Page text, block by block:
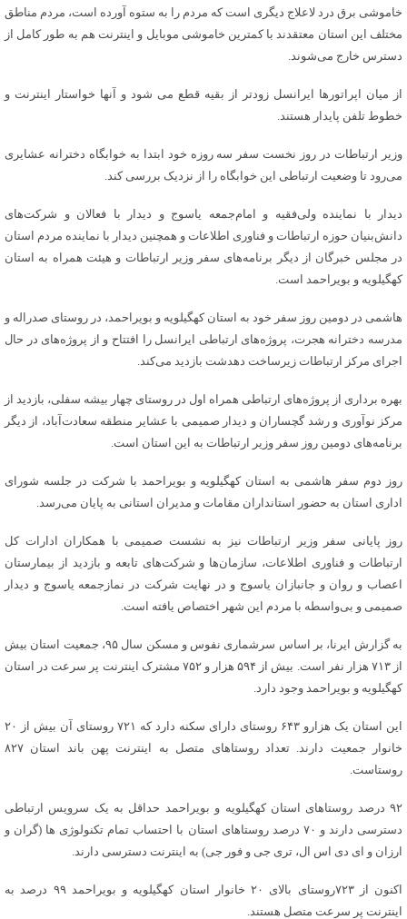
خاموشی برق درد لاعلاج دیگری است که مردم را به ستوه آورده است، مردم مناطق
مختلف این استان معتقدند با کمترین خاموشی موبایل و اینترنت هم به طور کامل از
دسترس خارج می‌شوند.
از میان اپراتورها ایرانسل زودتر از بقیه قطع می شود و آنها خواستار اینترنت و
خطوط تلفن پایدار هستند.
وزیر ارتباطات در روز نخست سفر سه روزه خود ابتدا به خوابگاه دخترانه عشایری
می‌رود تا وضعیت ارتباطی این خوابگاه را از نزدیک بررسی کند.
دیدار با نماینده ولی‌فقیه و امام‌جمعه یاسوج و دیدار با فعالان و شرکت‌های
دانش‌بنیان حوزه ارتباطات و فناوری اطلاعات و همچنین دیدار با نماینده مردم استان
در مجلس خبرگان از دیگر برنامه‌های سفر وزیر ارتباطات و هیئت همراه به استان
کهگیلویه و بویراحمد است.
هاشمی در دومین روز سفر خود به استان کهگیلویه و بویراحمد، در روستای صدراله و
مدرسه دخترانه هجرت، پروژه‌های ارتباطی ایرانسل را افتتاح و از پروژه‌های در حال
اجرای مرکز ارتباطات زیرساخت دهدشت بازدید می‌کند.
بهره برداری از پروژه‌های ارتباطی همراه اول در روستای چهار بیشه سفلی، بازدید از
مرکز نوآوری و رشد گچساران و دیدار صمیمی با عشایر منطقه سعادت‌آباد، از دیگر
برنامه‌های دومین روز سفر وزیر ارتباطات به این استان است.
روز دوم سفر هاشمی به استان کهگیلویه و بویراحمد با شرکت در جلسه شورای
اداری استان به حضور استانداران مقامات و مدیران استانی به پایان می‌رسد.
روز پایانی سفر وزیر ارتباطات نیز به نشست صمیمی با همکاران ادارات کل
ارتباطات و فناوری اطلاعات، سازمان‌ها و شرکت‌های تابعه و بازدید از بیمارستان
اعصاب و روان و جانبازان یاسوج و در نهایت شرکت در نمازجمعه یاسوج و دیدار
صمیمی و بی‌واسطه با مردم این شهر اختصاص یافته است.
به گزارش ایرنا، بر اساس سرشماری نفوس و مسکن سال ۹۵، جمعیت استان بیش
از ۷۱۳ هزار نفر است. بیش از ۵۹۴ هزار و ۷۵۲ مشترک اینترنت پر سرعت در استان
کهگیلویه و بویراحمد وجود دارد.
این استان یک هزارو ۶۴۳ روستای دارای سکنه دارد که ۷۲۱ روستای آن بیش از ۲۰
خانوار جمعیت دارند. تعداد روستاهای متصل به اینترنت پهن باند استان ۸۲۷
روستاست.
۹۲ درصد روستاهای استان کهگیلویه و بویراحمد حداقل به یک سرویس ارتباطی
دسترسی دارند و ۷۰ درصد روستاهای استان با احتساب تمام تکنولوژی ها (گران و
ارزان و ای دی اس ال، تری جی و فور جی) به اینترنت دسترسی دارند.
اکنون از ۷۲۳روستای بالای ۲۰ خانوار استان کهگیلویه و بویراحمد ۹۹ درصد به
اینترنت پر سرعت متصل هستند.